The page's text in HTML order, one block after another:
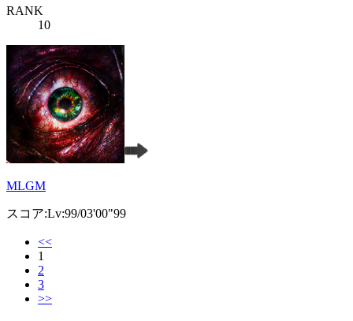
RANK
10
MLGM
スコア:Lv:99/03'00"99
<<
1
2
3
>>